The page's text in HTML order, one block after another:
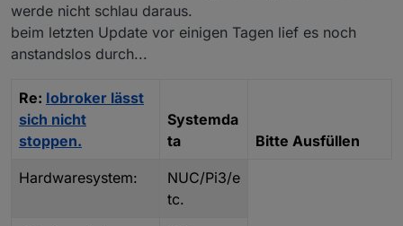
werde nicht schlau daraus.
beim letzten Update vor einigen Tagen lief es noch
anstandslos durch...
Re: Iobroker lässt
sich nicht
stoppen.
Systemda
ta
Bitte Ausfüllen
Hardwaresystem:
NUC/Pi3/e
tc.